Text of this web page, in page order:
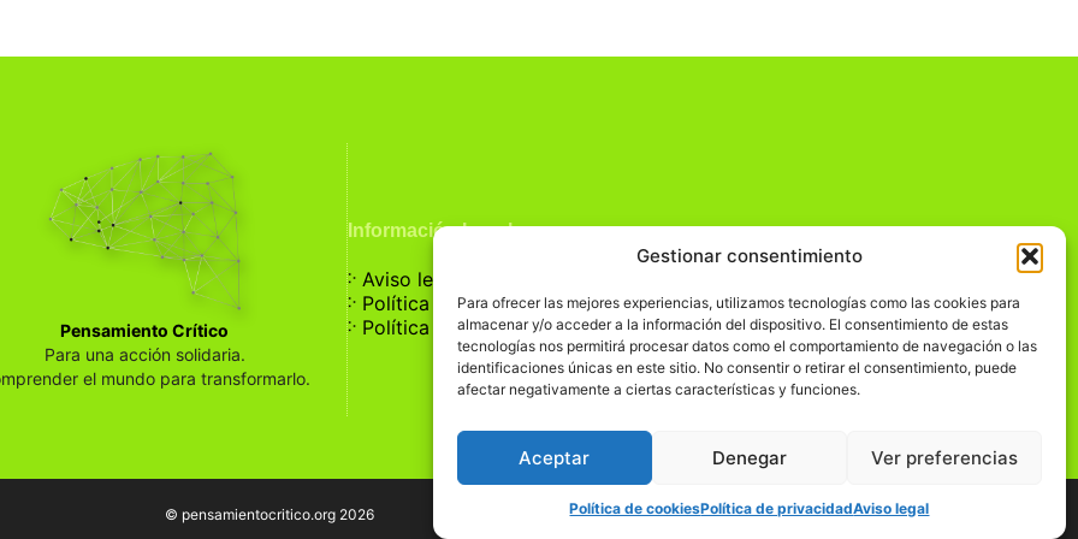
Gestionar consentimiento
Para ofrecer las mejores experiencias, utilizamos tecnologías como las cookies para
almacenar y/o acceder a la información del dispositivo. El consentimiento de estas
tecnologías nos permitirá procesar datos como el comportamiento de navegación o las
identificaciones únicas en este sitio. No consentir o retirar el consentimiento, puede
afectar negativamente a ciertas características y funciones.
Aceptar Denegar Ver preferencias
Política de cookiesPolítica de privacidadAviso legal
Pensamiento Crítico
Para una acción solidaria.
el mundo para transformarlo.
Información Legal
჻Aviso legal
჻Política de privacidad
჻Política de cookies
© pensamientocritico.org 2026